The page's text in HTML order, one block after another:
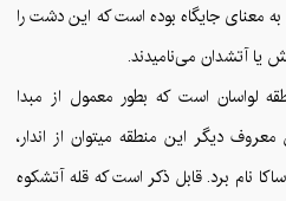
معنای جایگاه بوده است که این دشت را
یا آتشدان می‌نامیدند.
لواسان است که بطور معمول از مبدا
دیگر این منطقه میتوان از اندار،
نام برد. قابل ذکر است که قله آتشکوه